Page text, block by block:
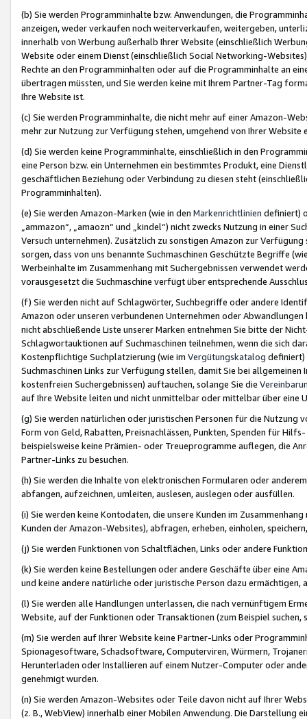
(b) Sie werden Programminhalte bzw. Anwendungen, die
anzeigen, weder verkaufen noch weiterverkaufen, weitergeben,
innerhalb von Werbung außerhalb Ihrer Website (einschließlich
Website oder einem Dienst (einschließlich Social Networking-
Rechte an den Programminhalten oder auf die Programminhalte an
übertragen müssten, und Sie werden keine mit Ihrem Partner-Tag
Ihre Website ist.
(c) Sie werden Programminhalte, die nicht mehr auf einer Amazon-
mehr zur Nutzung zur Verfügung stehen, umgehend von Ihrer
(d) Sie werden keine Programminhalte, einschließlich in den
eine Person bzw. ein Unternehmen ein bestimmtes Produkt, eine
geschäftlichen Beziehung oder Verbindung zu diesen steht
Programminhalten).
(e) Sie werden Amazon-Marken (wie in den Markenrichtlinien definiert)
„ammazon“, „amaozn“ und „kindel“) nicht zwecks Nutzung in einer
Versuch unternehmen). Zusätzlich zu sonstigen Amazon zur
sorgen, dass von uns benannte Suchmaschinen Geschützte Begriffe
Werbeinhalte im Zusammenhang mit Suchergebnissen verwendet
vorausgesetzt die Suchmaschine verfügt über entsprechende
(f) Sie werden nicht auf Schlagwörter, Suchbegriffe oder andere
Amazon oder unseren verbundenen Unternehmen oder
nicht abschließende Liste unserer Marken entnehmen Sie bitte der
Schlagwortauktionen auf Suchmaschinen teilnehmen, wenn die sich
Kostenpflichtige Suchplatzierung (wie im Vergütungskatalog definiert)
Suchmaschinen Links zur Verfügung stellen, damit Sie bei
kostenfreien Suchergebnissen) auftauchen, solange Sie die
auf Ihre Website leiten und nicht unmittelbar oder mittelbar über eine
(g) Sie werden natürlichen oder juristischen Personen für die Nutzung
Form von Geld, Rabatten, Preisnachlässen, Punkten, Spenden für
beispielsweise keine Prämien- oder Treueprogramme auflegen, die
Partner-Links zu besuchen.
(h) Sie werden die Inhalte von elektronischen Formularen oder
abfangen, aufzeichnen, umleiten, auslesen, auslegen oder ausfüllen.
(i) Sie werden keine Kontodaten, die unsere Kunden im
Kunden der Amazon-Websites), abfragen, erheben, einholen,
(j) Sie werden Funktionen von Schaltflächen, Links oder andere
(k) Sie werden keine Bestellungen oder andere Geschäfte über eine
und keine andere natürliche oder juristische Person dazu
(l) Sie werden alle Handlungen unterlassen, die nach vernünftigem
Website, auf der Funktionen oder Transaktionen (zum Beispiel
(m) Sie werden auf Ihrer Website keine Partner-Links oder
Spionagesoftware, Schadsoftware, Computerviren, Würmern,
Herunterladen oder Installieren auf einem Nutzer-Computer oder
genehmigt wurden.
(n) Sie werden Amazon-Websites oder Teile davon nicht auf Ihrer
(z. B., WebView) innerhalb einer Mobilen Anwendung. Die Darstellung